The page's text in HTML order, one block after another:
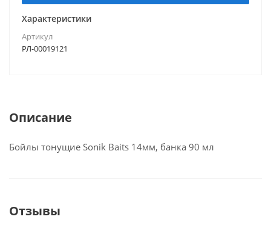
Характеристики
Артикул
РЛ-00019121
Описание
Бойлы тонущие Sonik Baits 14мм, банка 90 мл
Отзывы